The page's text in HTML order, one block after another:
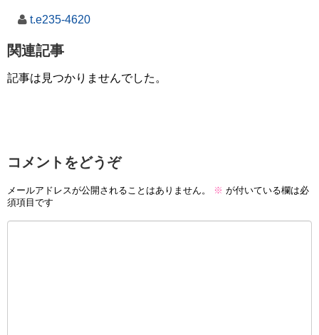
t.e235-4620
関連記事
記事は見つかりませんでした。
コメントをどうぞ
メールアドレスが公開されることはありません。 ※ が付いている欄は必
須項目です